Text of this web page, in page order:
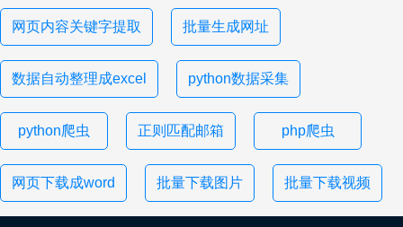
网页内容关键字提取 批量生成网址
数据自动整理成excel python数据采集
python爬虫 正则匹配邮箱 php爬虫
网页下载成word 批量下载图片 批量下载视频